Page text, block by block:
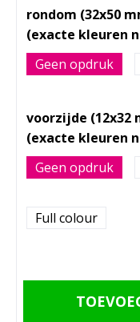
rondom (32x50
Geen opdruk
voorzijde (12x32
Geen opdruk
Full colour